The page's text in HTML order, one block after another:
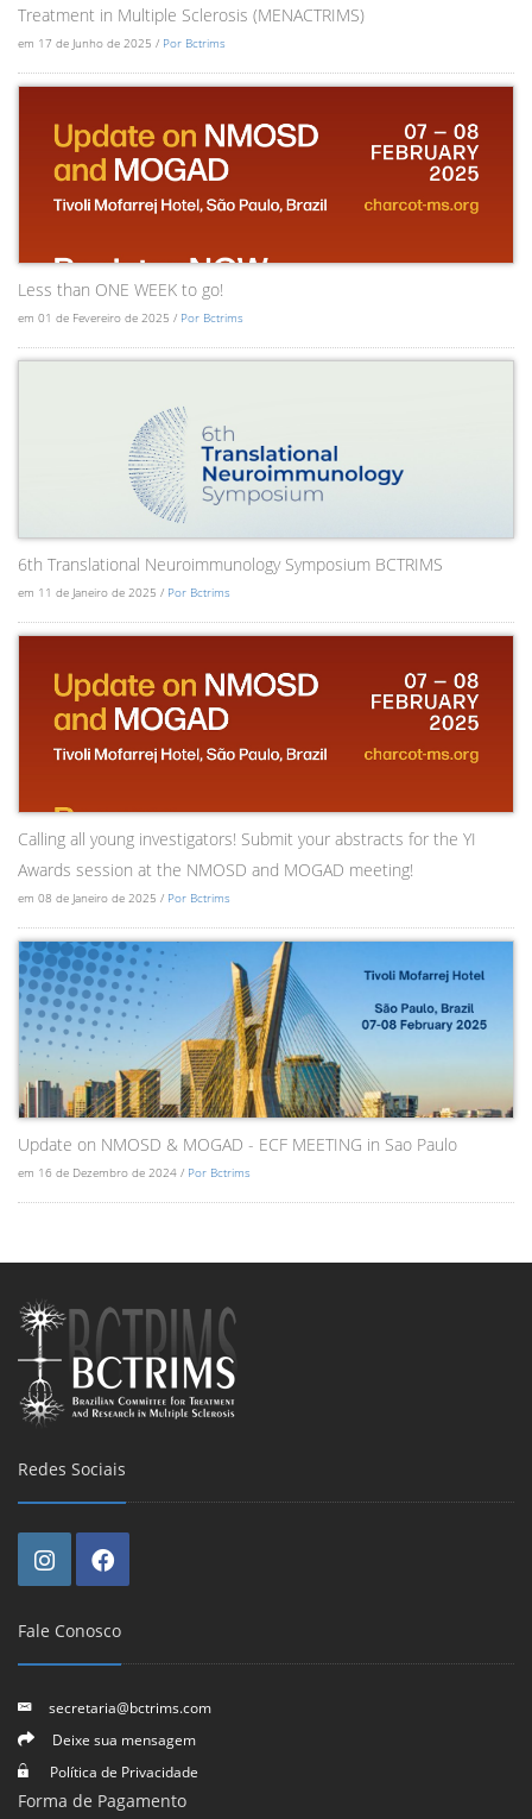
Treatment in Multiple Sclerosis (MENACTRIMS)
em 17 de Junho de 2025 / Por Bctrims
Less than ONE WEEK to go!
em 01 de Fevereiro de 2025 / Por Bctrims
6th Translational Neuroimmunology Symposium BCTRIMS
em 11 de Janeiro de 2025 / Por Bctrims
Calling all young investigators! Submit your abstracts for the YI
Awards session at the NMOSD and MOGAD meeting!
em 08 de Janeiro de 2025 / Por Bctrims
Update on NMOSD & MOGAD - ECF MEETING in Sao Paulo
em 16 de Dezembro de 2024 / Por Bctrims
Redes Sociais
Fale Conosco
secretaria@bctrims.com
Deixe sua mensagem
Política de Privacidade
Forma de Pagamento